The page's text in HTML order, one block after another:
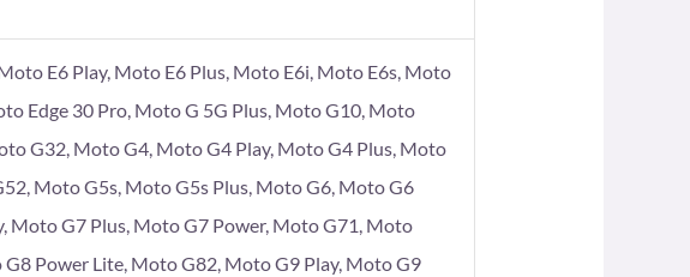
E6 Play, Moto E6 Plus, Moto E6i, Moto E6s, Moto
Edge 30 Pro, Moto G 5G Plus, Moto G10, Moto
G32, Moto G4, Moto G4 Play, Moto G4 Plus, Moto
Moto G5s, Moto G5s Plus, Moto G6, Moto G6
Moto G7 Plus, Moto G7 Power, Moto G71, Moto
Power Lite, Moto G82, Moto G9 Play, Moto G9